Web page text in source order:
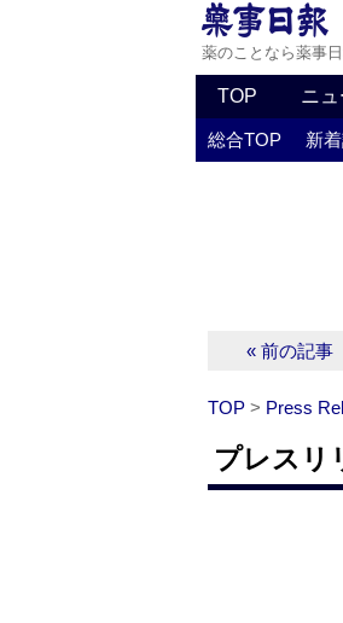
薬のことなら薬事
TOP ニュ
総合TOP 新
« 前の記事
TOP > Press
プレスリ